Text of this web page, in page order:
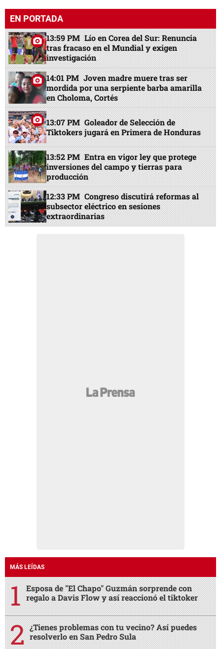
EN PORTADA
13:59 PM Lío en Corea del Sur: Renuncia
tras fracaso en el Mundial y exigen
investigación
14:01 PM Joven madre muere tras ser
mordida por una serpiente barba amarilla
en Choloma, Cortés
13:07 PM Goleador de Selección de
Tiktokers jugará en Primera de Honduras
13:52 PM Entra en vigor ley que protege
inversiones del campo y tierras para
producción
12:33 PM Congreso discutirá reformas al
subsector eléctrico en sesiones
extraordinarias
MÁS LEÍDAS
Esposa de "El Chapo" Guzmán sorprende con
regalo a Davis Flow y así reaccionó el tiktoker
¿Tienes problemas con tu vecino? Así puedes
resolverlo en San Pedro Sula